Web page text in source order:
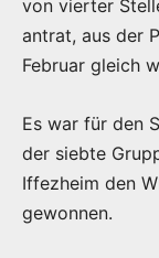
von vierter
antrat, aus der
Februar gleich
Es war für den
der siebte
Iffezheim den
gewonnen.